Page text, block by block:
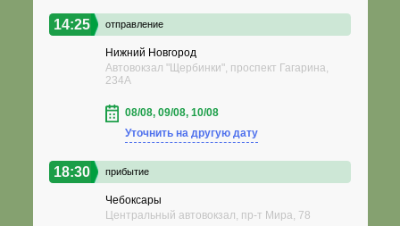
14:25 отправление
Нижний Новгород
Автовокзал "Щербинки", проспект Гагарина,
234А
08/08, 09/08, 10/08
Уточнить на другую дату
18:30 прибытие
Чебоксары
Центральный автовокзал, пр-т Мира, 78